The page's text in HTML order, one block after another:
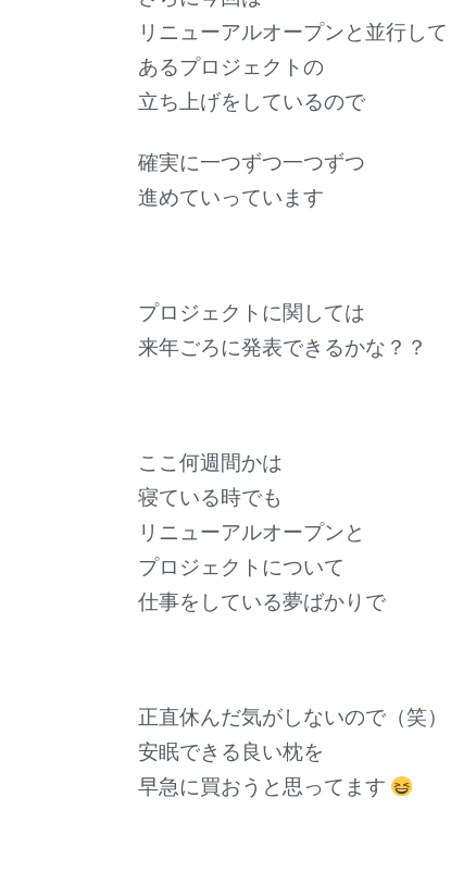
リニューアルオープンと並行して
あるプロジェクトの
立ち上げをしているので
確実に一つずつ一つずつ
進めていっています
プロジェクトに関しては
来年ごろに発表できるかな？？
ここ何週間かは
寝ている時でも
リニューアルオープンと
プロジェクトについて
仕事をしている夢ばかりで
正直休んだ気がしないので（笑）
安眠できる良い枕を
早急に買おうと思ってます